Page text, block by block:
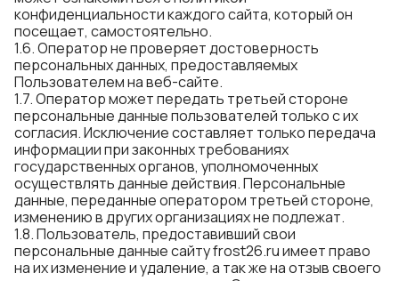
конфиденциальности каждого сайта, который он
посещает, самостоятельно.
1.6. Оператор не проверяет достоверность
персональных данных, предоставляемых
Пользователем на веб-сайте.
1.7. Оператор может передать третьей стороне
персональные данные пользователей только с их
согласия. Исключение составляет только передача
информации при законных требованиях
государственных органов, уполномоченных
осуществлять данные действия. Персональные
данные, переданные оператором третьей стороне,
изменению в других организациях не подлежат.
1.8. Пользователь, предоставивший свои
персональные данные сайту frost26.ru имеет право
на их изменение и удаление, а так же на отзыв своего